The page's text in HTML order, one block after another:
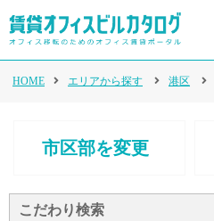
HOME エリアから探す 港区
市区部を変更
こだわり検索